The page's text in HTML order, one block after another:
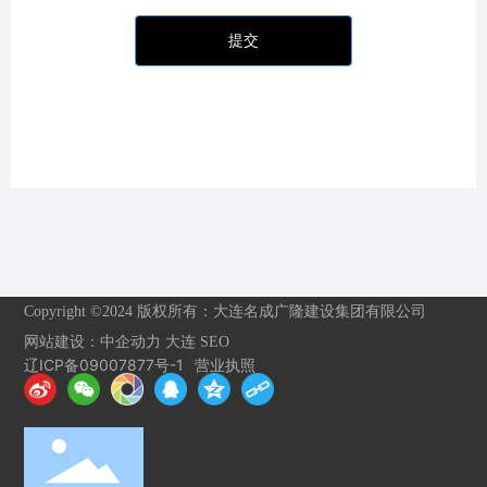
提交
Copyright ©2024 版权所有：大连名成广隆建设集团有限公司
网站建设：中企动力 大连 SEO
辽ICP备09007877号-1 营业执照